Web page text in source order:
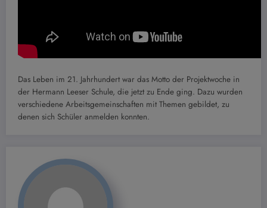
Das Leben im 21. Jahrhundert war das Motto der Projektwoche in
der Hermann Leeser Schule, die jetzt zu Ende ging. Dazu wurden
verschiedene Arbeitsgemeinschaften mit Themen gebildet, zu
denen sich Schüler anmelden konnten.